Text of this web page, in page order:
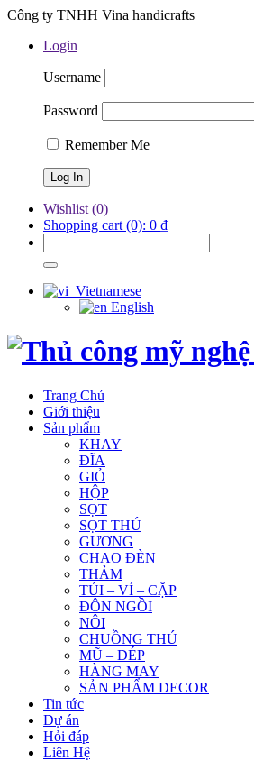
Công ty TNHH Vina handicrafts
Login
Username
Password
Remember Me
Wishlist (0)
Shopping cart (0): 0 ₫
Vietnamese
English
Trang Chủ
Giới thiệu
Sản phẩm
KHAY
ĐĨA
GIỎ
HỘP
SỌT
SỌT THÚ
GƯƠNG
CHAO ĐÈN
THẢM
TÚI – VÍ – CẶP
ĐÔN NGỒI
NÔI
CHUỒNG THÚ
MŨ – DÉP
HÀNG MAY
SẢN PHẨM DECOR
Tin tức
Dự án
Hỏi đáp
Liên Hệ